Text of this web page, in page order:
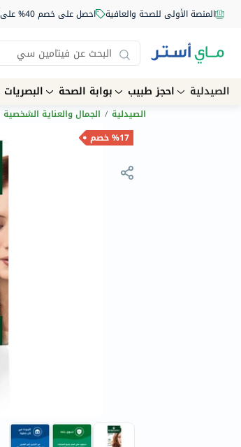
المنصة الأولى للصحة والعافية احصل على خصم 40% على أول طلب من الصيدلية أونلاين استخدم الكود: NEW40
الصيدلية احجز طبيب بوابة الصحة البصريات
الصيدلية / الجمال والعناية الشخصية
%17 خصم